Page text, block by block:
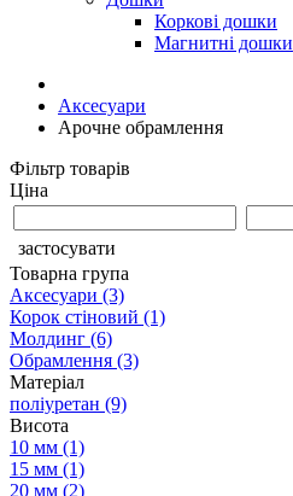
Коркові дошки
Магнитні дошки
Аксесуари
Арочне обрамлення
Фільтр товарів
Ціна
застосувати
Товарна група
Аксесуари (3)
Корок стіновий (1)
Молдинг (6)
Обрамлення (3)
Матеріал
поліуретан (9)
Висота
10 мм (1)
15 мм (1)
20 мм (2)